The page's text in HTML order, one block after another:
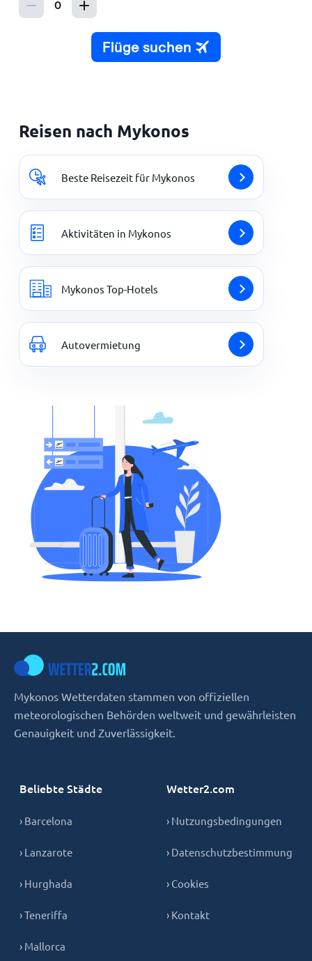
Reisen nach Mykonos
Beste Reisezeit für Mykonos
Aktivitäten in Mykonos
Mykonos Top-Hotels
Autovermietung
Mykonos Wetterdaten stammen von offiziellen
meteorologischen Behörden weltweit und gewährleisten
Genauigkeit und Zuverlässigkeit.
Beliebte Städte
› Barcelona
› Lanzarote
› Hurghada
› Teneriffa
› Mallorca
Wetter2.com
› Nutzungsbedingungen
› Datenschutzbestimmung
› Cookies
› Kontakt